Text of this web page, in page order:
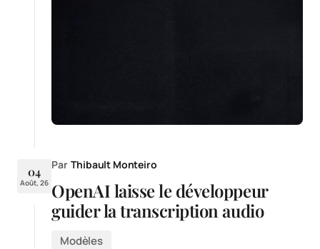
04
Août, 26
Par Thibault Monteiro
OpenAI laisse le développeur
guider la transcription audio
Modèles